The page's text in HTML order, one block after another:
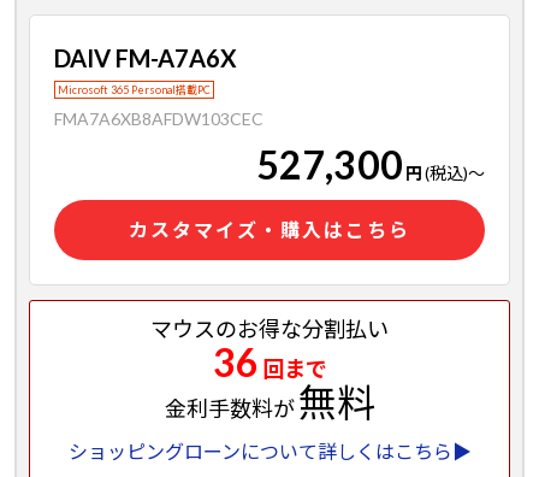
DAIV FM-A7A6X
Microsoft 365 Personal搭載PC
FMA7A6XB8AFDW103CEC
527,300 円(税込)～
カスタマイズ・購入はこちら
マウスのお得な分割払い
36 回まで
金利手数料が無料
ショッピングローンについて詳しくはこちら▶